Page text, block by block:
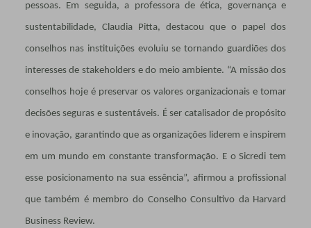
pessoas. Em seguida, a professora de ética, governança e
sustentabilidade, Claudia Pitta, destacou que o papel dos
conselhos nas instituições evoluiu se tornando guardiões dos
interesses de stakeholders e do meio ambiente. “A missão dos
conselhos hoje é preservar os valores organizacionais e tomar
decisões seguras e sustentáveis. É ser catalisador de propósito
e inovação, garantindo que as organizações liderem e inspirem
em um mundo em constante transformação. E o Sicredi tem
esse posicionamento na sua essência”, afirmou a profissional
que também é membro do Conselho Consultivo da Harvard
Business Review.